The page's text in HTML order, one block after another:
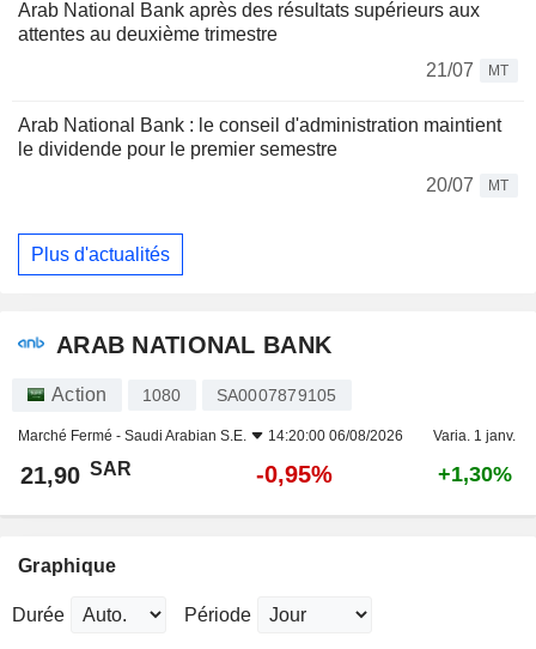
Arab National Bank après des résultats supérieurs aux
attentes au deuxième trimestre
21/07
MT
Arab National Bank : le conseil d'administration maintient
le dividende pour le premier semestre
20/07
MT
Plus d'actualités
ARAB NATIONAL BANK
Action 1080 SA0007879105
Marché Fermé - Saudi Arabian S.E. 14:20:00 06/08/2026 Varia. 1 janv.
21,90 SAR -0,95% +1,30%
Graphique
Durée Période